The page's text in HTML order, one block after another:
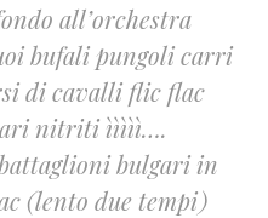
all’orchestra
bufali pungoli carri
di cavalli flic flac
nitriti ììììì….
bulgari in
(lento due tempi)